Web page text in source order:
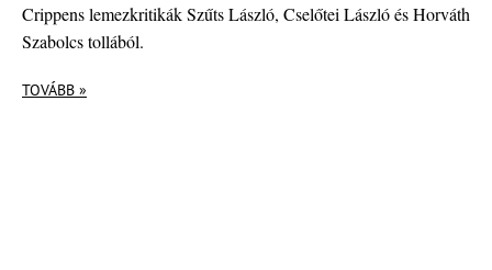
Crippens lemezkritikák Szűts László, Cselőtei László és Horváth
Szabolcs tollából.
TOVÁBB »